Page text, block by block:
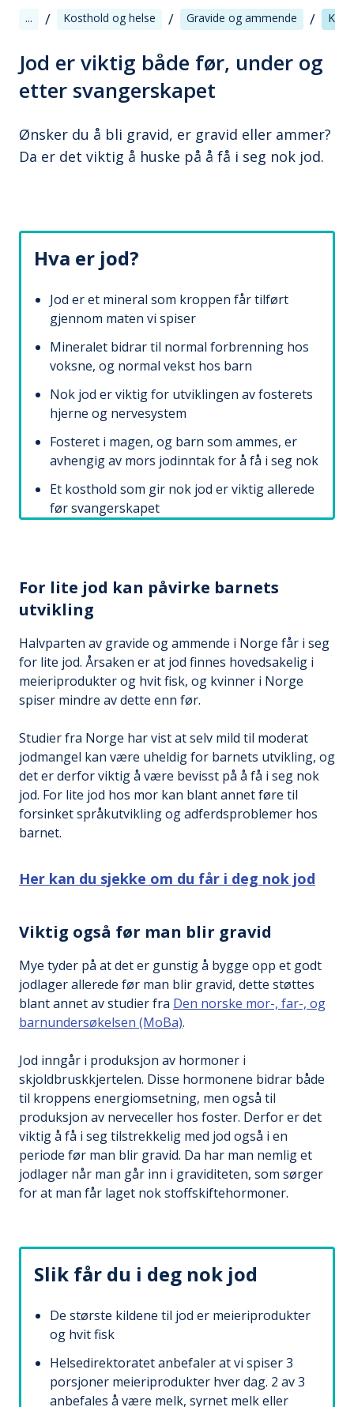
... / Kosthold og helse / Gravide og ammende /
Jod er viktig både før, under og
etter svangerskapet
Ønsker du å bli gravid, er gravid eller ammer?
Da er det viktig å huske på å få i seg nok jod.
Hva er jod?
Jod er et mineral som kroppen får tilført
gjennom maten vi spiser
Mineralet bidrar til normal forbrenning hos
voksne, og normal vekst hos barn
Nok jod er viktig for utviklingen av fosterets
hjerne og nervesystem
Fosteret i magen, og barn som ammes, er
avhengig av mors jodinntak for å få i seg nok
Et kosthold som gir nok jod er viktig allerede
før svangerskapet
For lite jod kan påvirke barnets
utvikling
Halvparten av gravide og ammende i Norge får i seg
for lite jod. Årsaken er at jod finnes hovedsakelig i
meieriprodukter og hvit fisk, og kvinner i Norge
spiser mindre av dette enn før.
Studier fra Norge har vist at selv mild til moderat
jodmangel kan være uheldig for barnets utvikling, og
det er derfor viktig å være bevisst på å få i seg nok
jod. For lite jod hos mor kan blant annet føre til
forsinket språkutvikling og adferdsproblemer hos
barnet.
Her kan du sjekke om du får i deg nok jod
Viktig også før man blir gravid
Mye tyder på at det er gunstig å bygge opp et godt
jodlager allerede før man blir gravid, dette støttes
blant annet av studier fra Den norske mor-, far-, og
barnundersøkelsen (MoBa).
Jod inngår i produksjon av hormoner i
skjoldbruskkjertelen. Disse hormonene bidrar både
til kroppens energiomsetning, men også til
produksjon av nerveceller hos foster. Derfor er det
viktig å få i seg tilstrekkelig med jod også i en
periode før man blir gravid. Da har man nemlig et
jodlager når man går inn i graviditeten, som sørger
for at man får laget nok stoffskiftehormoner.
Slik får du i deg nok jod
De største kildene til jod er meieriprodukter
og hvit fisk
Helsedirektoratet anbefaler at vi spiser 3
porsjoner meieriprodukter hver dag. 2 av 3
anbefales å være melk, syrnet melk eller